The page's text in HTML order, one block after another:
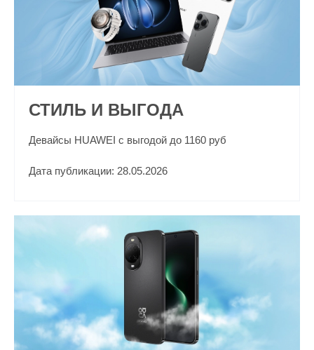
СТИЛЬ И ВЫГОДА
Девайсы HUAWEI с выгодой до 1160 руб
Дата публикации: 28.05.2026